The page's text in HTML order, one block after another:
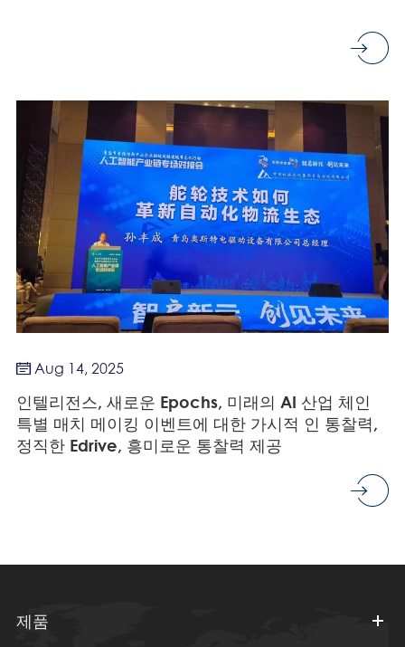
 Aug 14, 2025
인텔리전스, 새로운 Epochs, 미래의 AI 산업 체인
특별 매치 메이킹 이벤트에 대한 가시적 인 통찰력,
정직한 Edrive, 흥미로운 통찰력 제공
제품